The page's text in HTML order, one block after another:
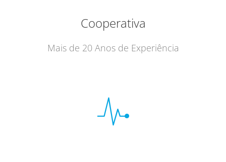
Cooperativa
Mais de 20 Anos de Experiência